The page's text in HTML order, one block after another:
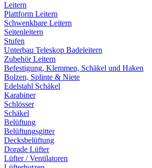
Leitern
Plattform Leitern
Schwenkbare Leitern
Seitenleitern
Stufen
Unterbau Teleskop Badeleitern
Zubehör Leitern
Befestigung, Klemmen, Schäkel und Haken
Bolzen, Splinte & Niete
Edelstahl Schäkel
Karabiner
Schlösser
Schäkel
Belüftung
Belüftungsgitter
Decksbelüftung
Dorade Lüfter
Lüfter / Ventilatoren